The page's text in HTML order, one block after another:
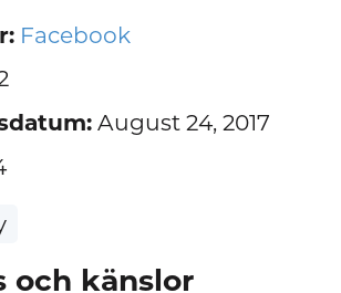
Facebook
August 24, 2017
och känslor